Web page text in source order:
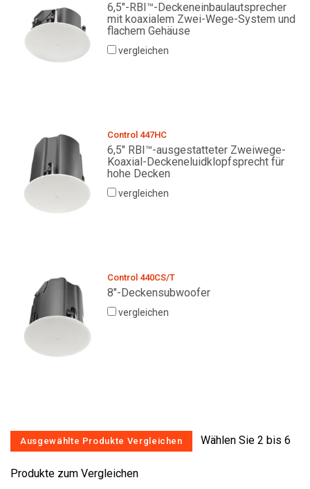
6,5"-RBI™-Deckeneinbaulautsprecher
mit koaxialem Zwei-Wege-System und
flachem Gehäuse
vergleichen
Control 447HC
6,5" RBI™-ausgestatteter Zweiwege-
Koaxial-Deckeneluidklopfsprecht für
hohe Decken
vergleichen
Control 440CS/T
8"-Deckensubwoofer
vergleichen
Wählen Sie 2 bis 6
Produkte zum Vergleichen